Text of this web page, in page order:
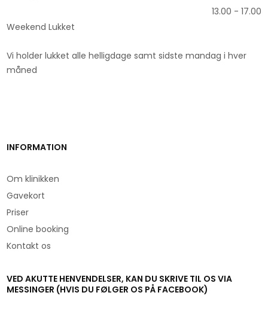
13.00 - 17.00
Weekend Lukket
Vi holder lukket alle helligdage samt sidste mandag i hver
måned
INFORMATION
Om klinikken
Gavekort
Priser
Online booking
Kontakt os
VED AKUTTE HENVENDELSER, KAN DU SKRIVE TIL OS VIA
MESSINGER (HVIS DU FØLGER OS PÅ FACEBOOK)